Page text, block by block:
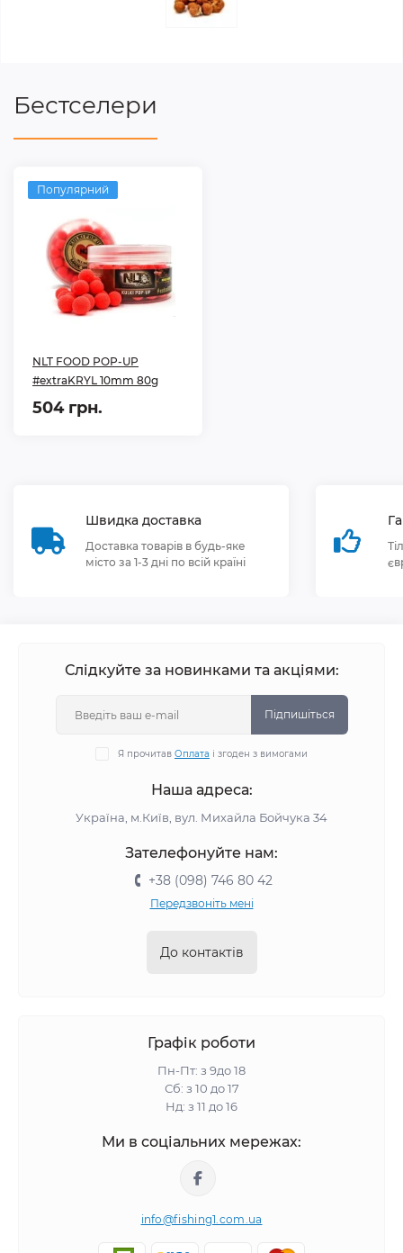
Бестселери
Популярний
NLT FOOD POP-UP
#extraKRYL 10mm 80g
504 грн.
Швидка доставка
Доставка товарів в будь-яке
місто за 1-3 дні по всій країні
Слідкуйте за новинками та акціями:
Підпишіться
Я прочитав Оплата і згоден з вимогами
Наша адреса:
Україна, м.Київ, вул. Михайла Бойчука 34
Зателефонуйте нам:
+38 (098) 746 80 42
Передзвоніть мені
До контактів
Графік роботи
Пн-Пт: з 9до 18
Сб: з 10 до 17
Нд: з 11 до 16
Ми в соціальних мережах:
info@fishing1.com.ua